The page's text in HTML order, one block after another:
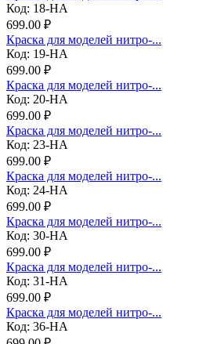
Код: 18-НА
699.00 ₽
Краска для моделей нитро-...
Код: 19-НА
699.00 ₽
Краска для моделей нитро-...
Код: 20-НА
699.00 ₽
Краска для моделей нитро-...
Код: 23-НА
699.00 ₽
Краска для моделей нитро-...
Код: 24-НА
699.00 ₽
Краска для моделей нитро-...
Код: 30-НА
699.00 ₽
Краска для моделей нитро-...
Код: 31-НА
699.00 ₽
Краска для моделей нитро-...
Код: 36-НА